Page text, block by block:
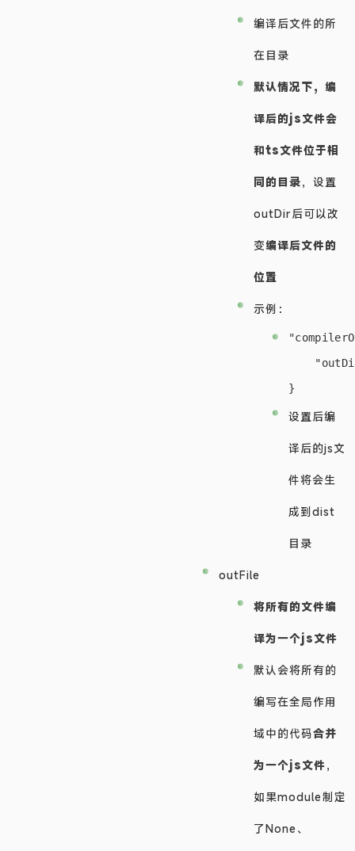
编译后文件的所
在目录
默认情况下，编
译后的js文件会
和ts文件位于相
同的目录，设置
outDir后可以改
变编译后文件的
位置
示例：
设置后编
译后的js文
件将会生
成到dist
目录
outFile
将所有的文件编
译为一个js文件
默认会将所有的
编写在全局作用
域中的代码合并
为一个js文件，
如果module制定
了None、